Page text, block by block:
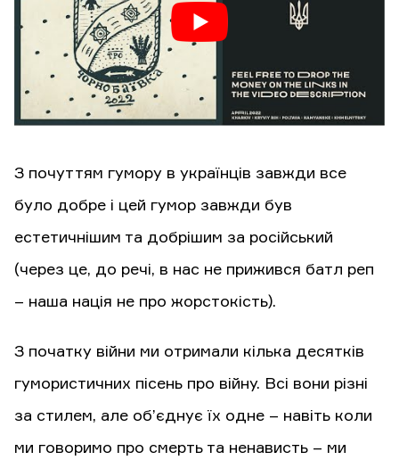
З почуттям гумору в українців завжди все
було добре і цей гумор завжди був
естетичнішим та добрішим за російський
(через це, до речі, в нас не прижився батл реп
– наша нація не про жорстокість).
З початку війни ми отримали кілька десятків
гумористичних пісень про війну. Всі вони різні
за стилем, але об’єднує їх одне – навіть коли
ми говоримо про смерть та ненависть – ми